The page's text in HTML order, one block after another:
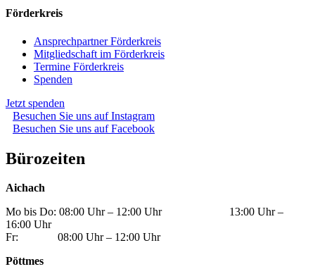
Förderkreis
Ansprechpartner Förderkreis
Mitgliedschaft im Förderkreis
Termine Förderkreis
Spenden
Jetzt spenden
Besuchen Sie uns auf Instagram
Besuchen Sie uns auf Facebook
Bürozeiten
Aichach
Mo bis Do: 08:00 Uhr – 12:00 Uhr 13:00 Uhr –
16:00 Uhr
Fr: 08:00 Uhr – 12:00 Uhr
Pöttmes